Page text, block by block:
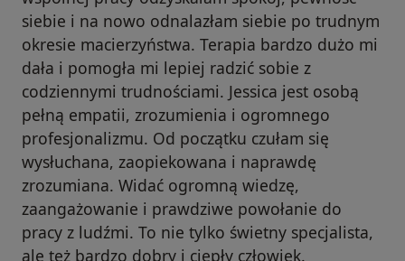
siebie i na nowo odnalazłam siebie po trudnym
okresie macierzyństwa. Terapia bardzo dużo mi
dała i pomogła mi lepiej radzić sobie z
codziennymi trudnościami. Jessica jest osobą
pełną empatii, zrozumienia i ogromnego
profesjonalizmu. Od początku czułam się
wysłuchana, zaopiekowana i naprawdę
zrozumiana. Widać ogromną wiedzę,
zaangażowanie i prawdziwe powołanie do
pracy z ludźmi. To nie tylko świetny specjalista,
ale też bardzo dobry i ciepły człowiek.